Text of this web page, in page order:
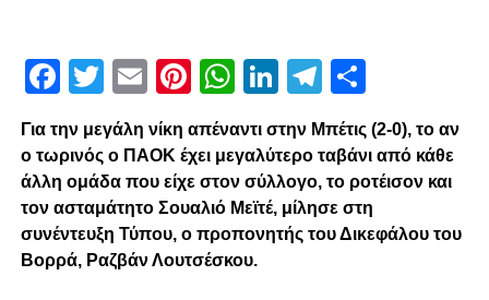
Facebook
Twitter
EmailPinterest
WhatsApp
LinkedIn
Telegram
Για την μεγάλη νίκη απέναντι στην Μπέτις (2-0), το αν
ο τωρινός ο ΠΑΟΚ έχει μεγαλύτερο ταβάνι από κάθε
άλλη ομάδα που είχε στον σύλλογο, το ροτέισον και
τον ασταμάτητο Σουαλιό Μεϊτέ, μίλησε στη
συνέντευξη Τύπου, ο προπονητής του Δικεφάλου του
Βορρά, Ραζβάν Λουτσέσκου.